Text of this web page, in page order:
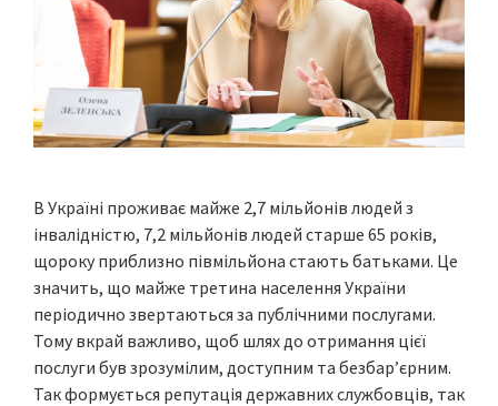
В Україні проживає майже 2,7 мільйонів людей з
інвалідністю, 7,2 мільйонів людей старше 65 років,
щороку приблизно півмільйона стають батьками. Це
значить, що майже третина населення України
періодично звертаються за публічними послугами.
Тому вкрай важливо, щоб шлях до отримання цієї
послуги був зрозумілим, доступним та безбар’єрним.
Так формується репутація державних службовців, так